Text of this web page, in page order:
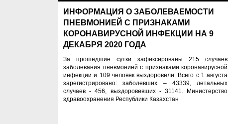
ИНФОРМАЦИЯ О ЗАБОЛЕВАЕМОСТИ
ПНЕВМОНИЕЙ С ПРИЗНАКАМИ
КОРОНАВИРУСНОЙ ИНФЕКЦИИ НА 9
ДЕКАБРЯ 2020 ГОДА
За прошедшие сутки зафиксированы 215 случаев
заболевания пневмонией с признаками коронавирусной
инфекции и 109 человек выздоровели. Всего с 1 августа
зарегистрировано: заболевших – 43339, летальных
случаев - 456, выздоровевших - 31141. Министерство
здравоохранения Республики Казахстан